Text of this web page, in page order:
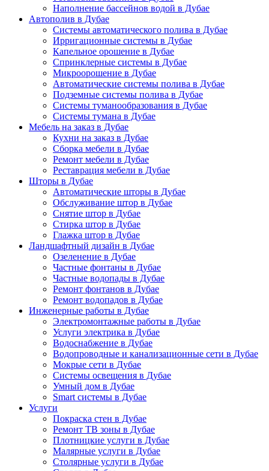
Наполнение бассейнов водой в Дубае
Автополив в Дубае
Системы автоматического полива в Дубае
Ирригационные системы в Дубае
Капельное орошение в Дубае
Спринклерные системы в Дубае
Микроорошение в Дубае
Автоматические системы полива в Дубае
Подземные системы полива в Дубае
Системы туманообразования в Дубае
Системы тумана в Дубае
Мебель на заказ в Дубае
Кухни на заказ в Дубае
Сборка мебели в Дубае
Ремонт мебели в Дубае
Реставрация мебели в Дубае
Шторы в Дубае
Автоматические шторы в Дубае
Обслуживание штор в Дубае
Снятие штор в Дубае
Стирка штор в Дубае
Глажка штор в Дубае
Ландшафтный дизайн в Дубае
Озеленение в Дубае
Частные фонтаны в Дубае
Частные водопады в Дубае
Ремонт фонтанов в Дубае
Ремонт водопадов в Дубае
Инженерные работы в Дубае
Электромонтажные работы в Дубае
Услуги электрика в Дубае
Водоснабжение в Дубае
Водопроводные и канализационные сети в Дубае
Мокрые сети в Дубае
Системы освещения в Дубае
Умный дом в Дубае
Smart системы в Дубае
Услуги
Покраска стен в Дубае
Ремонт ТВ зоны в Дубае
Плотницкие услуги в Дубае
Малярные услуги в Дубае
Столярные услуги в Дубае